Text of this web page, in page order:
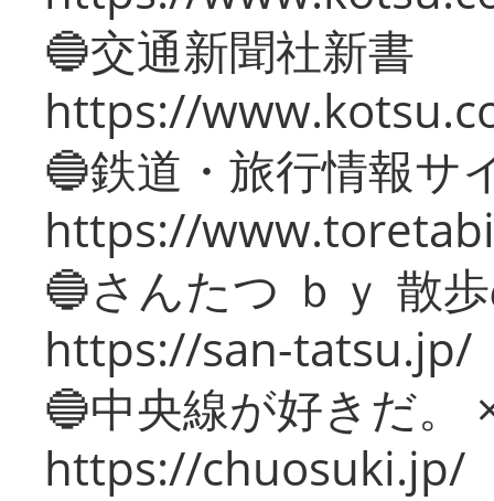
🔵交通新聞社新書
https://
🔵鉄道・旅行情報サ
https://
🔵さんたつ ｂｙ 散
https://san-tatsu.jp/
🔵中央線が好きだ。
https://chuosuki.jp/